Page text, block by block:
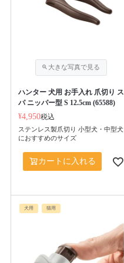
ハンター 犬用 お手入れ 爪切り ス
パ ニッパー型 S 12.5cm (65588)
¥4,950税込
ステンレス製爪切り 小型犬・中型犬
におすすめのサイズ
カートに入れる
犬用 猫用